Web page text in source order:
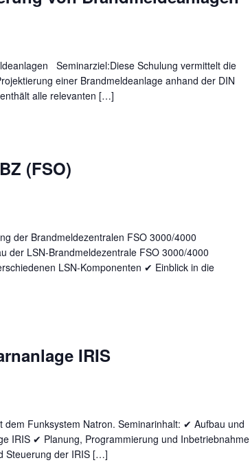
Seminarziel:Diese Schulung vermittelt die
einer Brandmeldeanlage anhand der DIN
alle relevanten […]
(FSO)
der Brandmeldezentralen FSO 3000/4000
der LSN-Brandmeldezentrale FSO 3000/4000
LSN-Komponenten ✔ Einblick in die
IRIS
dem Funksystem Natron. Seminarinhalt: ✔ Aufbau und
IRIS ✔ Planung, Programmierung und Inbetriebnahme
Steuerung der IRIS […]